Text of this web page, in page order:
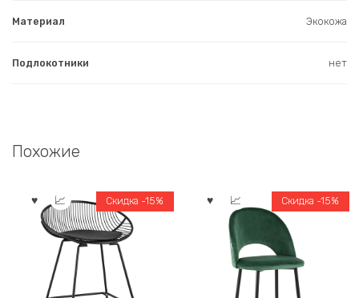
Материал Экокожа
Подлокотники нет
Похожие
Скидка -15% Скидка -15%